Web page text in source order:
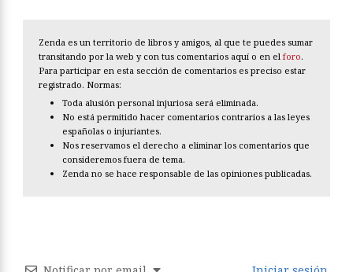
Zenda es un territorio de libros y amigos, al que te puedes sumar
transitando por la web y con tus comentarios aquí o en el foro.
Para participar en esta sección de comentarios es preciso estar
registrado. Normas:
Toda alusión personal injuriosa será eliminada.
No está permitido hacer comentarios contrarios a las leyes
españolas o injuriantes.
Nos reservamos el derecho a eliminar los comentarios que
consideremos fuera de tema.
Zenda no se hace responsable de las opiniones publicadas.